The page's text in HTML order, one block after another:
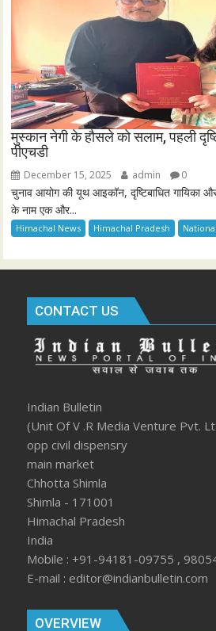
मुस्कान नेगी के हौसले को सलाम, पहली
पीएचडी
December 15, 2025 admin 0
चुनाव आयोग की यूथ आइकॉन, दृष्टिबाधित गायिका
के नाम एक और...
Himachal News Himachal Pradesh
CONTACT US
Indian Bulletin
(Unit Of V .R Media Venture Pvt.
opp civil dispensry
main market
Chhotta Shimla
Shimla - 171001
Himachal Pradesh
India
Mobile : +91-94181-09755 ,
E-mail : editor@indianbulletin.com
OVERVIEW